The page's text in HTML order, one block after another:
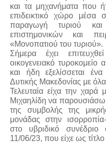
και τα μηχανήματα που
επιδεικτικό χώρο μέσα
παραγωγή τυριού και
επιστημονικών και
«Μονοπατιού του τυριού».
Σήμερα έχει
οικογενειακό τυροκομείο
και ήδη εξελίσσεται
Δυτικής Μακεδονίας με
Τελευταία είχα την χαρά
Μιχαηλίδη να
της συμβολής της
μονάδας στην
στο υβριδικό συνέδριο
11/06/23, που είχε ως